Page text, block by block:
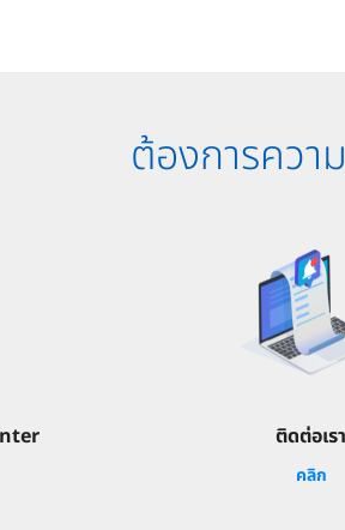
ต้องการควา
ติดต่อเรา
คลิก